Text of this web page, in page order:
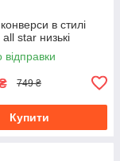
в стилі
star низькі
відправки
749 ₴
Купити